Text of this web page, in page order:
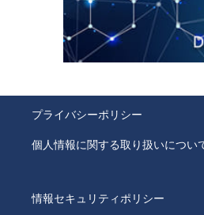
プライバシーポリシー
個人情報に関する取り扱いについ
情報セキュリティポリシー